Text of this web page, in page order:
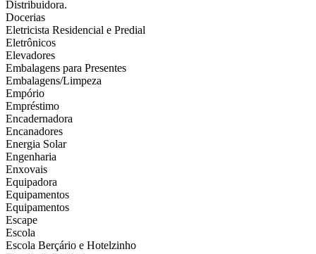
Distribuidora.
Docerias
Eletricista Residencial e Predial
Eletrônicos
Elevadores
Embalagens para Presentes
Embalagens/Limpeza
Empório
Empréstimo
Encadernadora
Encanadores
Energia Solar
Engenharia
Enxovais
Equipadora
Equipamentos
Equipamentos
Escape
Escola
Escola Berçário e Hotelzinho